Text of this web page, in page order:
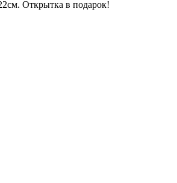
Открытка в подарок!